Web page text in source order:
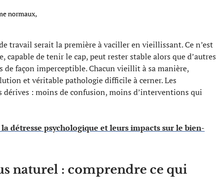
normaux,
travail serait la première à vaciller en vieillissant. Ce n’est
capable de tenir le cap, peut rester stable alors que d’autres
façon imperceptible. Chacun vieillit à sa manière,
et véritable pathologie difficile à cerner. Les
: moins de confusion, moins d’interventions qui
la détresse psychologique et leurs impacts sur le bien-
naturel : comprendre ce qui